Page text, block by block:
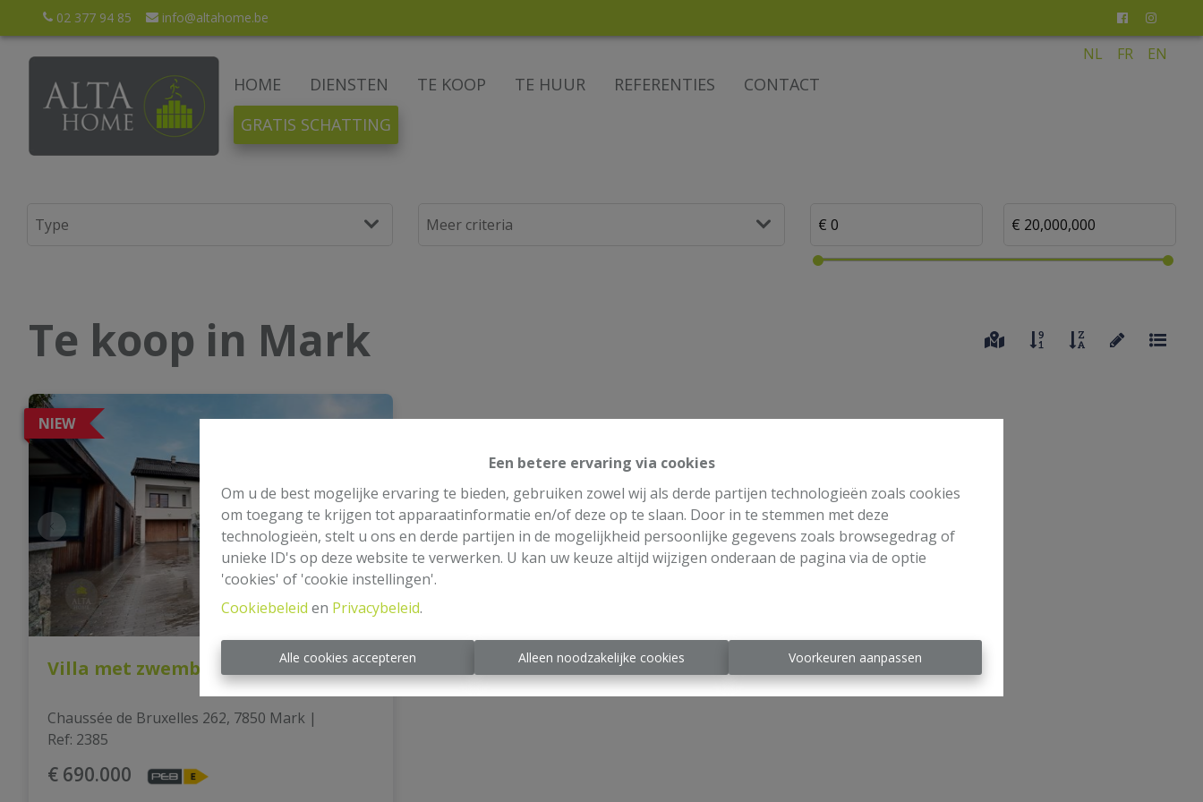
Een betere ervaring via cookies
Om u de best mogelijke ervaring te bieden, gebruiken zowel wij als derde partijen technologieën zoals cookies
om toegang te krijgen tot apparaatinformatie en/of deze op te slaan. Door in te stemmen met deze
technologieën, stelt u ons en derde partijen in de mogelijkheid persoonlijke gegevens zoals browsegedrag of
unieke ID's op deze website te verwerken. U kan uw keuze altijd wijzigen onderaan de pagina via de optie
'cookies' of 'cookie instellingen'.
Cookiebeleid en Privacybeleid.
Alle cookies accepteren Alleen noodzakelijke cookies Voorkeuren aanpassen
02 377 94 85 info@altahome.be
HOME DIENSTEN TE KOOP TE HUUR REFERENTIES
CONTACT
GRATIS SCHATTING
NL FR EN
Te koop in Mark
NIEW
Villa met zwembad, tuin, garage.
Chaussée de Bruxelles 262, 7850 Mark |
Ref: 2385
€ 690.000